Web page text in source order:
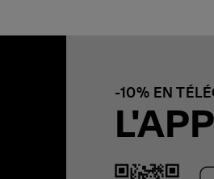
-10% EN